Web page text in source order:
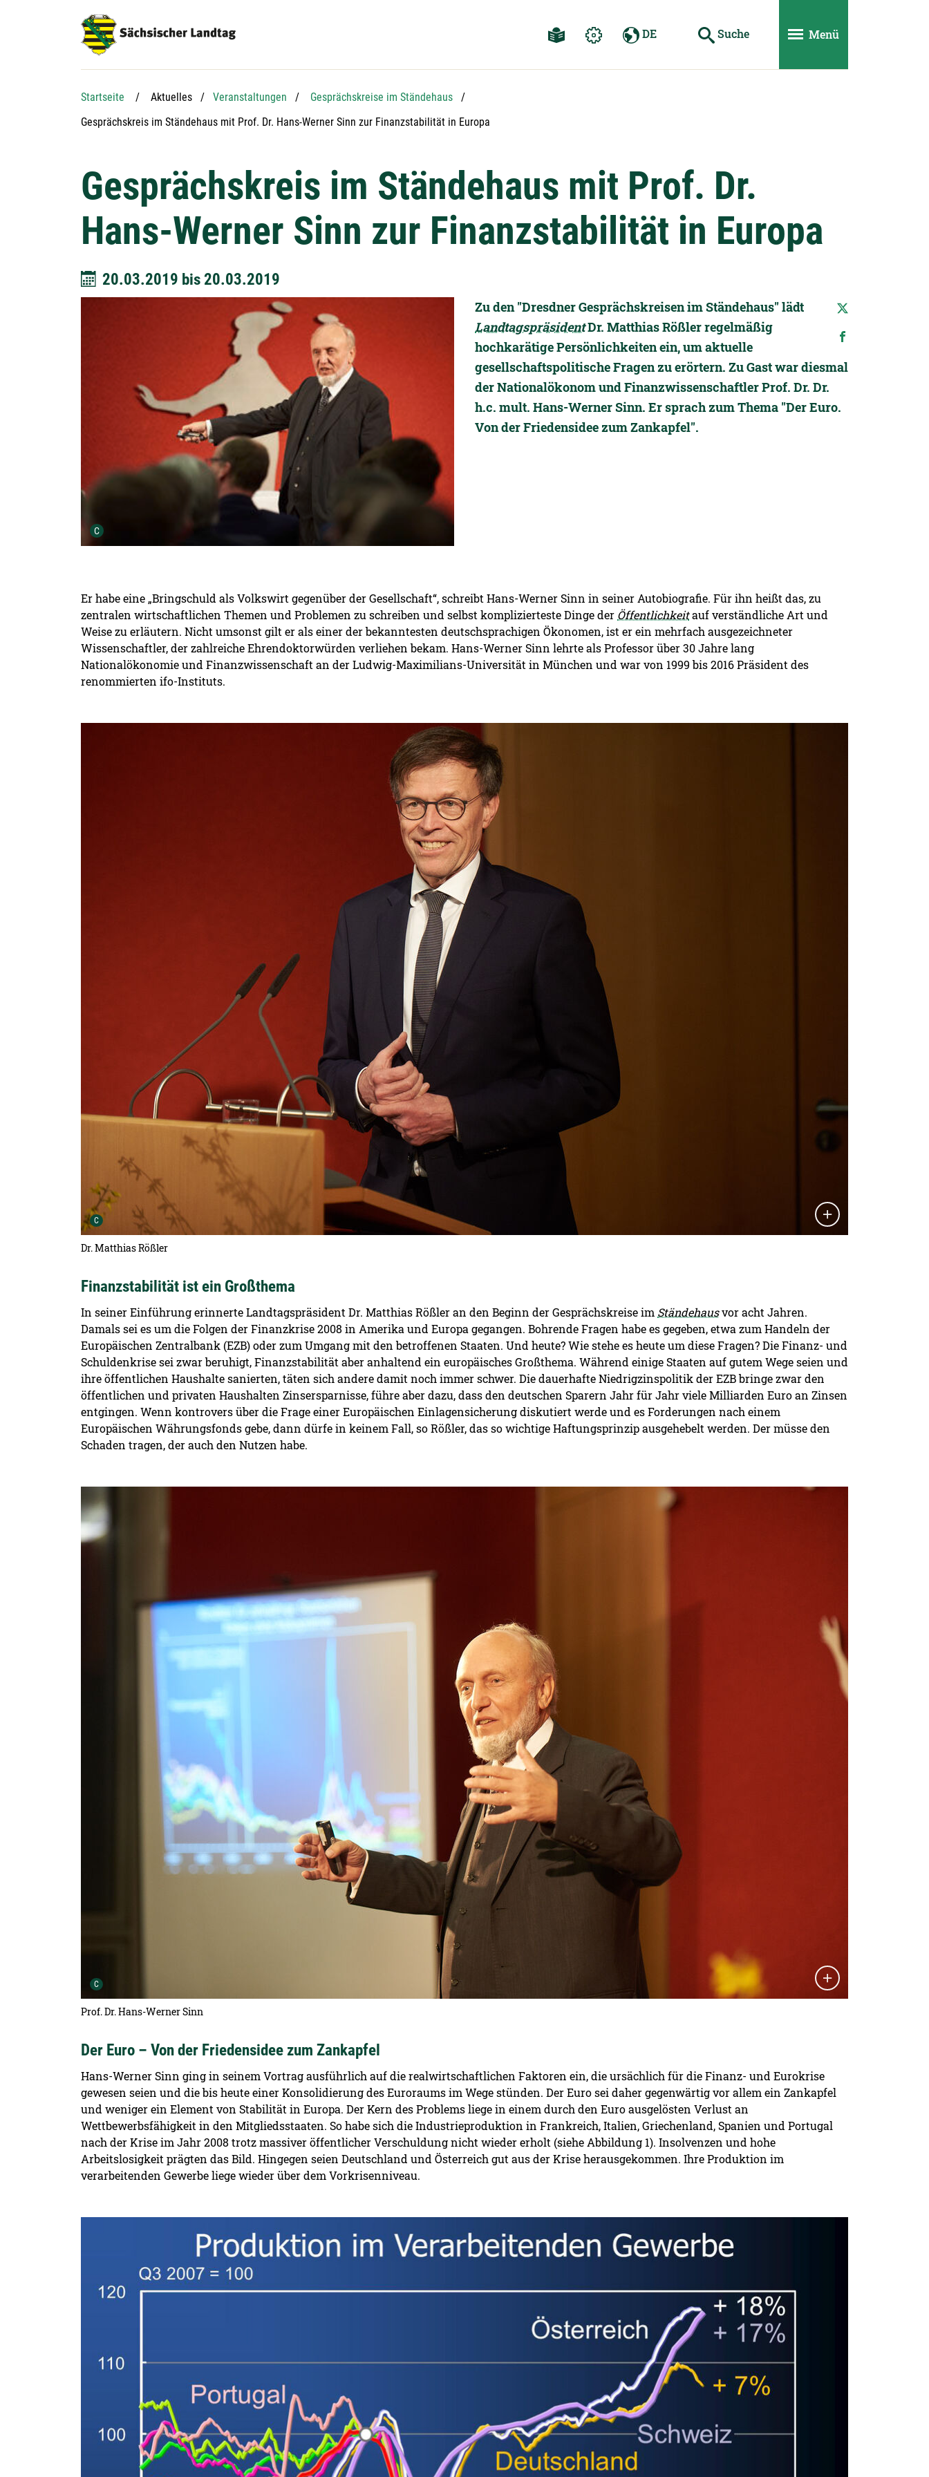
DE Suche Menü
Startseite Aktuelles Veranstaltungen
Gesprächskreise im Ständehaus
Aktuelle Seite:
Gesprächskreis im Ständehaus mit Prof. Dr. Hans-Werner Sinn zur Finanzstabilität in Europa
Gesprächskreis im Ständehaus mit Prof. Dr.
Hans-Werner Sinn zur Finanzstabilität in Europa
20.03.2019 bis20.03.2019
C
Zu den "Dresdner Gesprächskreisen im Ständehaus" lädt
LandtagspräsidentDr. Matthias Rößler regelmäßig
hochkarätige Persönlichkeiten ein, um aktuelle
gesellschaftspolitische Fragen zu erörtern. Zu Gast war diesmal
der Nationalökonom und Finanzwissenschaftler Prof. Dr. Dr.
h.c. mult. Hans-Werner Sinn. Er sprach zum Thema "Der Euro.
Von der Friedensidee zum Zankapfel".
Er habe eine „Bringschuld als Volkswirt gegenüber der Gesellschaft“, schreibt Hans-Werner Sinn in seiner Autobiografie. Für ihn heißt das, zu
zentralen wirtschaftlichen Themen und Problemen zu schreiben und selbst komplizierteste Dinge der Öffentlichkeitauf verständliche Art und
Weise zu erläutern. Nicht umsonst gilt er als einer der bekanntesten deutschsprachigen Ökonomen, ist er ein mehrfach ausgezeichneter
Wissenschaftler, der zahlreiche Ehrendoktorwürden verliehen bekam. Hans-Werner Sinn lehrte als Professor über 30 Jahre lang
Nationalökonomie und Finanzwissenschaft an der Ludwig-Maximilians-Universität in München und war von 1999 bis 2016 Präsident des
renommierten ifo-Instituts.
C Urheber der Grafik:
Dr. Matthias Rößler
Finanzstabilität ist ein Großthema
In seiner Einführung erinnerte Landtagspräsident Dr. Matthias Rößler an den Beginn der Gesprächskreise im Ständehausvor acht Jahren.
Damals sei es um die Folgen der Finanzkrise 2008 in Amerika und Europa gegangen. Bohrende Fragen habe es gegeben, etwa zum Handeln der
Europäischen Zentralbank (EZB) oder zum Umgang mit den betroffenen Staaten. Und heute? Wie stehe es heute um diese Fragen? Die Finanz- und
Schuldenkrise sei zwar beruhigt, Finanzstabilität aber anhaltend ein europäisches Großthema. Während einige Staaten auf gutem Wege seien und
ihre öffentlichen Haushalte sanierten, täten sich andere damit noch immer schwer. Die dauerhafte Niedrigzinspolitik der EZB bringe zwar den
öffentlichen und privaten Haushalten Zinsersparnisse, führe aber dazu, dass den deutschen Sparern Jahr für Jahr viele Milliarden Euro an Zinsen
entgingen. Wenn kontrovers über die Frage einer Europäischen Einlagensicherung diskutiert werde und es Forderungen nach einem
Europäischen Währungsfonds gebe, dann dürfe in keinem Fall, so Rößler, das so wichtige Haftungsprinzip ausgehebelt werden. Der müsse den
Schaden tragen, der auch den Nutzen habe.
C
Prof. Dr. Hans-Werner Sinn
Der Euro – Von der Friedensidee zum Zankapfel
Hans-Werner Sinn ging in seinem Vortrag ausführlich auf die realwirtschaftlichen Faktoren ein, die ursächlich für die Finanz- und Eurokrise
gewesen seien und die bis heute einer Konsolidierung des Euroraums im Wege stünden. Der Euro sei daher gegenwärtig vor allem ein Zankapfel
und weniger ein Element von Stabilität in Europa. Der Kern des Problems liege in einem durch den Euro ausgelösten Verlust an
Wettbewerbsfähigkeit in den Mitgliedsstaaten. So habe sich die Industrieproduktion in Frankreich, Italien, Griechenland, Spanien und Portugal
nach der Krise im Jahr 2008 trotz massiver öffentlicher Verschuldung nicht wieder erholt (siehe Abbildung 1). Insolvenzen und hohe
Arbeitslosigkeit prägten das Bild. Hingegen seien Deutschland und Österreich gut aus der Krise herausgekommen. Ihre Produktion im
verarbeitenden Gewerbe liege wieder über dem Vorkrisenniveau.